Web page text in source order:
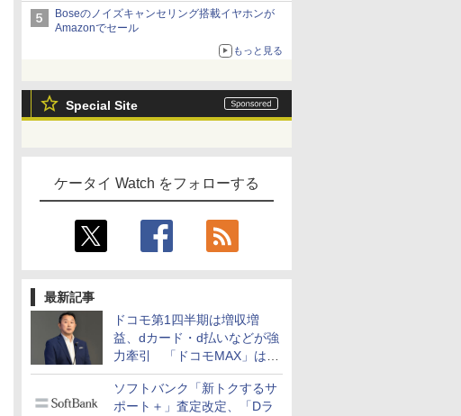
Boseのノイズキャンセリング搭載イヤホンが
Amazonでセール
もっと見る
Special Site
ケータイ Watch をフォローする
最新記事
ドコモ第1四半期は増収増
益、dカード・d払いなどが強
力牽引 「ドコモMAX」は
400万契約突破
ソフトバンク「新トクするサ
ポート＋」査定改定、「Dラ